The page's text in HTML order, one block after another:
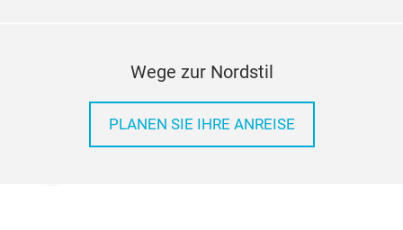
Wege zur Nordstil
PLANEN SIE IHRE ANREISE